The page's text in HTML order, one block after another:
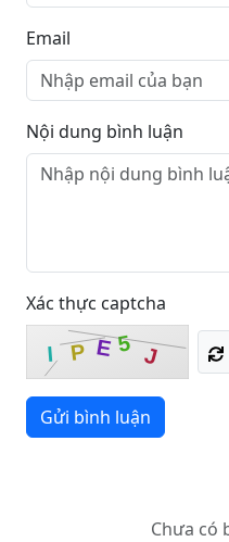
Email
Nội dung bình luận
Xác thực captcha
I P E5 J
Gửi bình luận
Chưa có